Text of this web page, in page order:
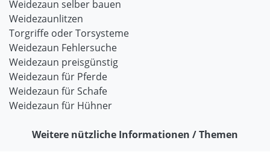
Weidezaun selber bauen
Weidezaunlitzen
Torgriffe oder Torsysteme
Weidezaun Fehlersuche
Weidezaun preisgünstig
Weidezaun für Pferde
Weidezaun für Schafe
Weidezaun für Hühner
Weitere nützliche Informationen / Themen